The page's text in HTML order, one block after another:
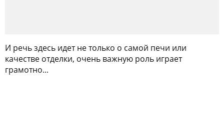
И речь здесь идет не только о самой печи или
качестве отделки, очень важную роль играет
грамотно...